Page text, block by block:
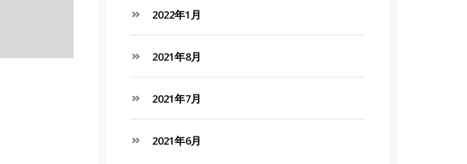
2022年1月
2021年8月
2021年7月
2021年6月